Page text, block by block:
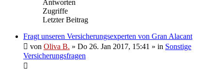
Antworten
Zugriffe
Letzter Beitrag
Fragt unseren Versicherungsexperten von Gran Alacant
von Oliva B. » Do 26. Jan 2017, 15:41 » in Sonstige
Versicherungsfragen